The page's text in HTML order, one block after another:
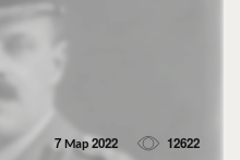
7 Мар 2022 12622